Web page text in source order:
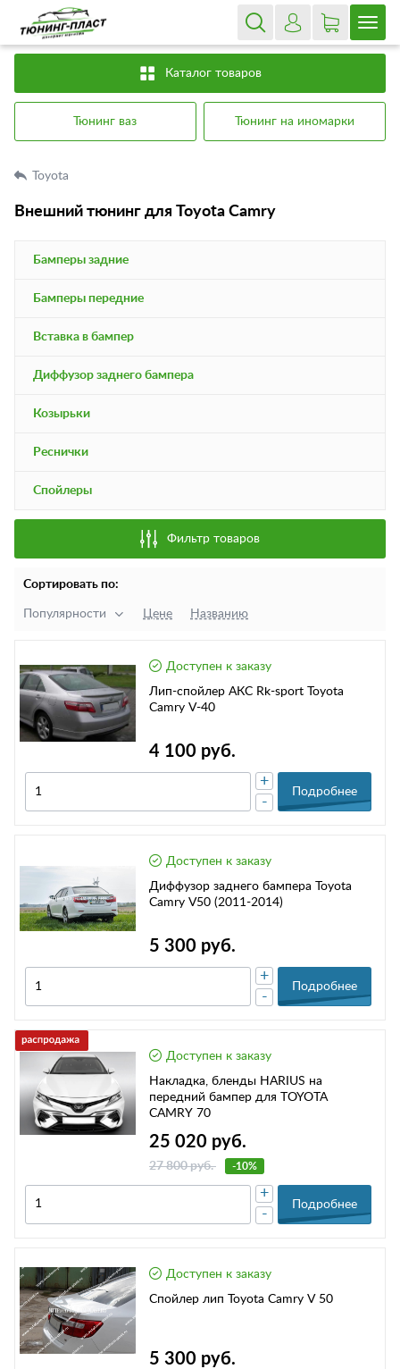
Каталог товаров
Тюнинг ваз Тюнинг на иномарки
Toyota
Внешний тюнинг для Toyota Camry
Бамперы задние
Бамперы передние
Вставка в бампер
Диффузор заднего бампера
Козырьки
Реснички
Спойлеры
Фильтр товаров
Сортировать по:
Популярности Цене Названию
Доступен к заказу
Лип-спойлер АКС Rk-sport Toyota
Camry V-40
4 100 руб.
-
+
Подробнее
Доступен к заказу
Диффузор заднего бампера Toyota
Camry V50 (2011-2014)
5 300 руб.
-
+
Подробнее
Доступен к заказу
Накладка, бленды HARIUS на
передний бампер для TOYOTA
CAMRY 70
25 020 руб.
27 800 руб. -10%
-
+
Подробнее
Доступен к заказу
Спойлер лип Toyota Camry V 50
5 300 руб.